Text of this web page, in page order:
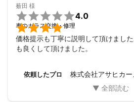
薮田 様


4.0
車のガラス交換・修理
価格提示も丁寧に説明して頂けまし
も良くして頂けました。
依頼したプロ 株式会社アサヒカー